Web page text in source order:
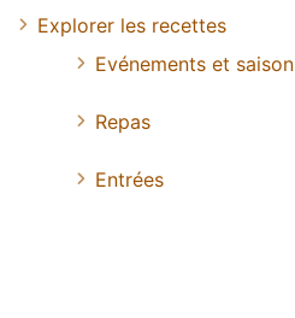
Explorer les recettes
Evénements et saison
Repas
Entrées